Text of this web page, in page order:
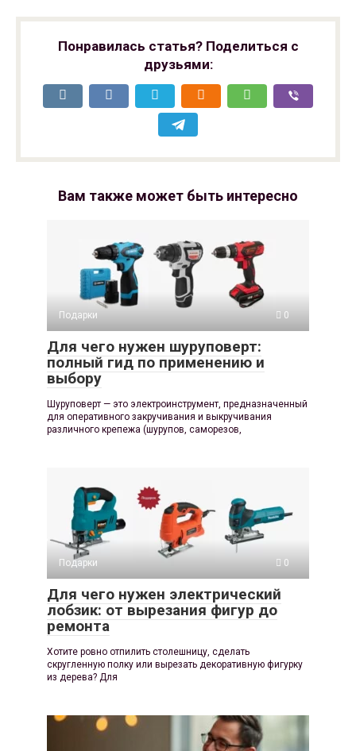
Понравилась статья? Поделиться с
друзьями:
Вам также может быть интересно
Подарки 0
Для чего нужен шуруповерт:
полный гид по применению и
выбору
Шуруповерт — это электроинструмент, предназначенный
для оперативного закручивания и выкручивания
различного крепежа (шурупов, саморезов,
Подарки 0
Для чего нужен электрический
лобзик: от вырезания фигур до
ремонта
Хотите ровно отпилить столешницу, сделать
скругленную полку или вырезать декоративную фигурку
из дерева? Для